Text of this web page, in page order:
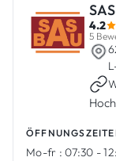
4.2
5
Mo-fr : 07:30 -